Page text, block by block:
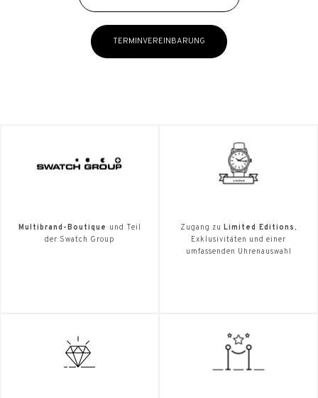
TERMINVEREINBARUNG
Multibrand-Boutique
und Teil
der Swatch Group
Zugang zu Limited Editions,
Exklusivitäten und einer
umfassenden Uhrenauswahl